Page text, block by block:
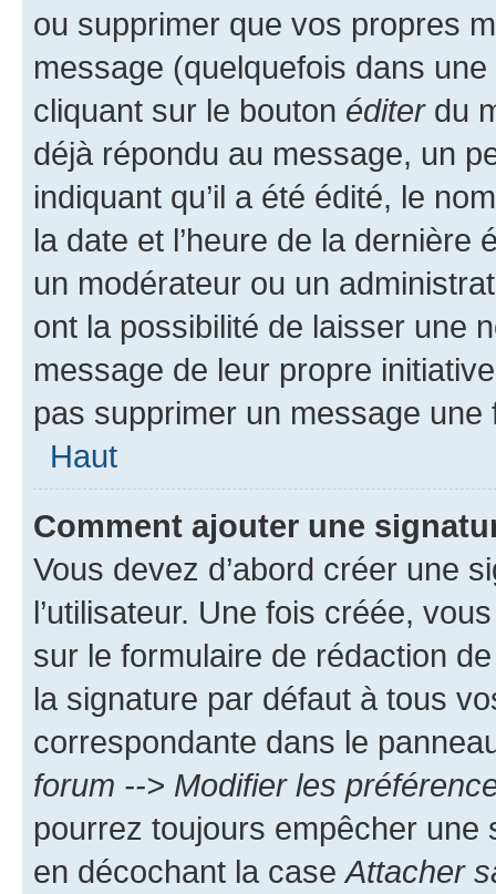
ou supprimer que vos propres
message (quelquefois dans
cliquant sur le bouton éditerdu
déjà répondu au message, un
indiquant qu’il a été édité, le
la date et l’heure de la dernière
un modérateur ou un
ont la possibilité de laisser une
message de leur propre
pas supprimer un message une
Haut
Comment ajouter une
Vous devez d’abord créer une
l’utilisateur. Une fois créée,
sur le formulaire de rédaction
la signature par défaut à tous
correspondante dans le
forum --> Modifier les
pourrez toujours empêcher une
en décochant la case Attacher